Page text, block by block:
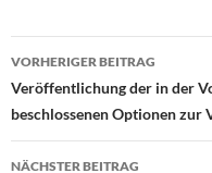
VORHERIGER BEITRAG
Veröffentlichung der in der
beschlossenen Optionen zur
NÄCHSTER BEITRAG